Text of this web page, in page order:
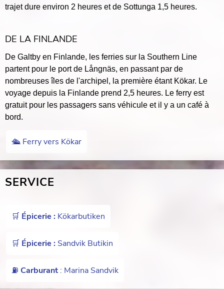
trajet dure environ 2 heures et de Sottunga 1,5 heures.
DE LA FINLANDE
De Galtby en Finlande, les ferries sur la Southern Line
partent pour le port de Långnäs, en passant par de
nombreuses îles de l'archipel, la première étant Kökar. Le
voyage depuis la Finlande prend 2,5 heures. Le ferry est
gratuit pour les passagers sans véhicule et il y a un café à
bord.
🛳 Ferry vers Kökar
SERVICE
🛒 Épicerie : Kökarbutiken
🛒 Épicerie : Sandvik Butikin
⛽️ Carburant : Marina Sandvik